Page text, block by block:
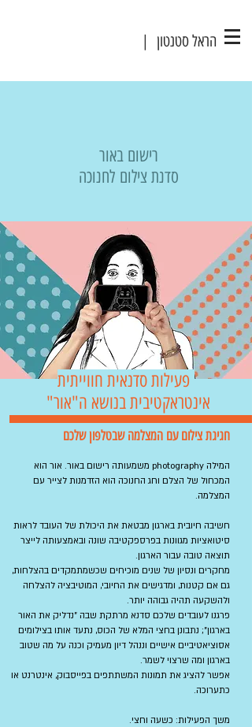
הראל סטנטון |
רישום באור
סדנת צילום לחנוכה
פעילות סדנאית חווייתית
אינטראקטיבית בנושא ה"אור"
חגיגת צילום עם המצלמה שבטלפון שלכם
המילה photography משמעותה רישום באור. אור הוא
המכחול של הצלם וחג החנוכה הוא הזדמנות לצייר עם
המצלמה.
חשיבה חיובית בארגון מבטאת את היכולת של העובד לראות
סיטואציות מגוונות בפרספקטיבה שונה ובאמצעותה לייצר
תוצאה טובה עבור הארגון.
מחקרים ונסיון של שנים מוכיחים שכשמתמקדים בהצלחות,
גם אם קטנות, ומדגישים את החיובי, המוטיבציה להצלחה
ולהשקעה תהיה גבוהה יותר.
פרגנו לעובדים שלכם סדנא מרתקת שבה "נדליק את האור
בארגון"; נתבונן בחצי המלא של הכוס, נתעד אותו בצילומים
אסוציאטיביים אישיים וננהל דיון מעמיק וכנה על מה שטוב
בארגון ומה שרצוי לשמר.
אפשר להציג את תמונות המשתתפים בפייסבוק, אינטרנט או
כתערוכה.
משך הפעילות: כשעה וחצי.